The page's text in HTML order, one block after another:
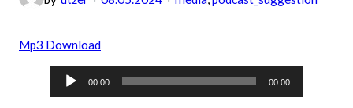
Mp3 Download
Audio-
00:00 00:00